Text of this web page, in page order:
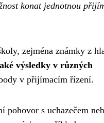
konat jednotnou
zejména známky z
výsledky v různých
v přijímacím řízení.
s uchazečem